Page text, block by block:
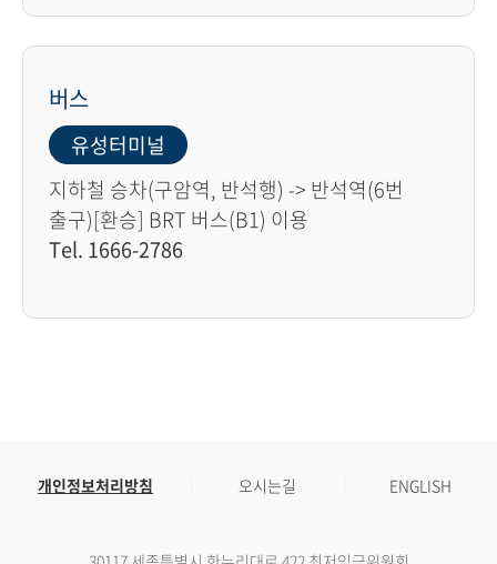
버스
유성터미널
지하철 승차(구암역, 반석행) -> 반석역(6번
출구)[환승] BRT 버스(B1) 이용
Tel. 1666-2786
개인정보처리방침 오시는길 ENGLISH